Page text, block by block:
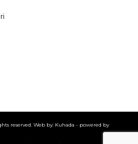
reserved. Web by: Kuhada - powered by